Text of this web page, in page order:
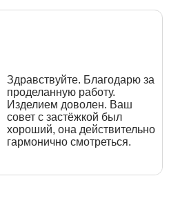
Здравствуйте. Благодарю за
проделанную работу.
Изделием доволен. Ваш
совет с застёжкой был
хороший, она действительно
гармонично смотреться.